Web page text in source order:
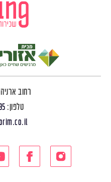
רחוב ארניה 32, תל אביב
טלפון: